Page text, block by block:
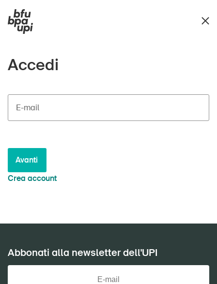
Accedi
E-mail
Avanti
Crea account
Abbonati alla newsletter dell'UPI